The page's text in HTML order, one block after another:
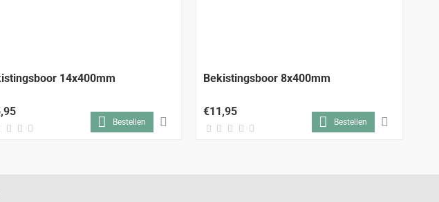
14x400mm
Bestellen
Bekistingsboor 8x400mm
€11,95
Bestellen